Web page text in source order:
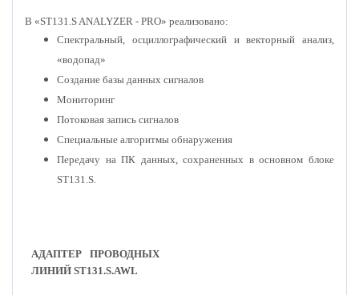
В «ST131.S ANALYZER - PRO» реализовано:
Спектральный, осциллографический и векторный анализ,
«водопад»
Создание базы данных сигналов
Мониторинг
Потоковая запись сигналов
Специальные алгоритмы обнаружения
Передачу на ПК данных, сохраненных в основном блоке
ST131.S.
АДАПТЕР ПРОВОДНЫХ
ЛИНИЙ ST131.S.AWL